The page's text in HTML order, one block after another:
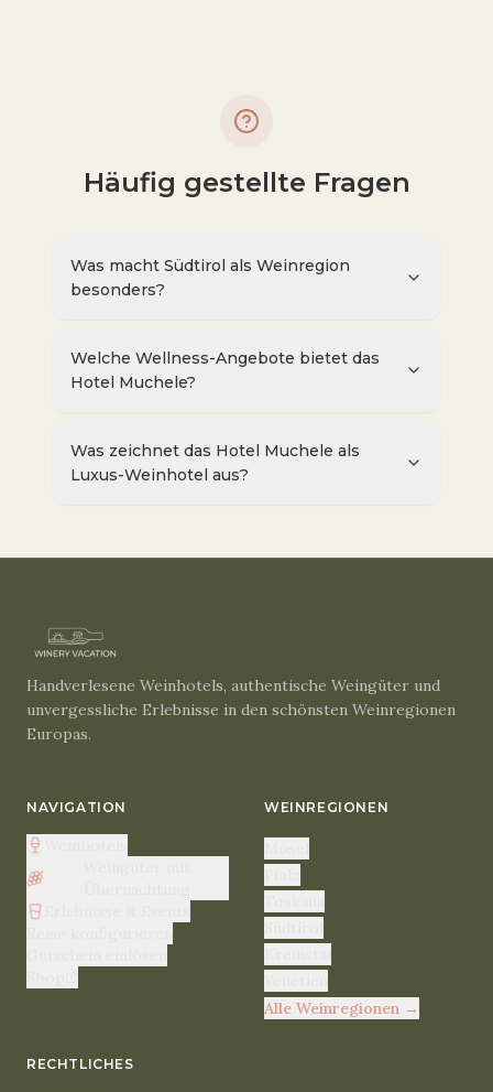
Häufig gestellte Fragen
Was macht Südtirol als Weinregion
besonders?
Welche Wellness-Angebote bietet das
Hotel Muchele?
Was zeichnet das Hotel Muchele als
Luxus-Weinhotel aus?
Handverlesene Weinhotels, authentische Weingüter und
unvergessliche Erlebnisse in den schönsten Weinregionen
Europas.
NAVIGATION WEINREGIONEN
Alle Weinregionen →
RECHTLICHES